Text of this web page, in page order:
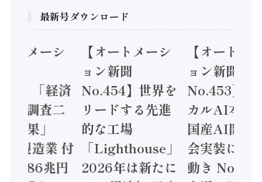
最新号ダウンロード
トメーシ
】「経済
態調査二
結果」
年製造業 付
額86兆円
【オートメーシ
ョン新聞
No.454】世界を
リードする先進
的な工場
「Lighthouse」
2026年は新たに
【オートメ
ョン新聞
No.453】フ
カルAI本格
国産AI開発
会実装に活
動き